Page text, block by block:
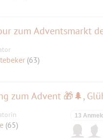
zum Adventsmarkt
(63)
zum Advent 🎁🌲,
(65)
13